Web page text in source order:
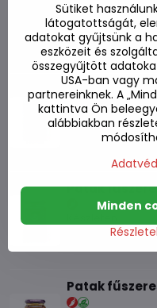
Készleten
970 Ft
Pasta Patak
Készleten
1730 Ft
Patak
Patak
Sütiket
látogatottságát,
adatokat gyűjtsünk a
eszközeit és
összegyűjtött
USA-ban vagy
partnereinknek. A
kattintva Ön
alábbiakban
Minden